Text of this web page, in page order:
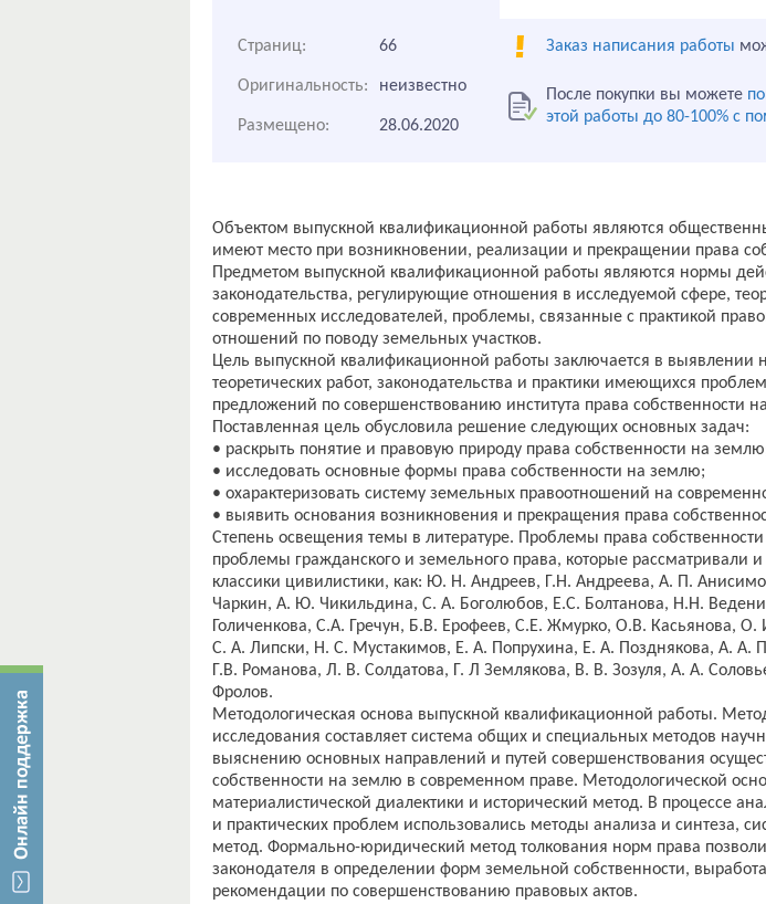
Страниц: 66 Заказ написания работы
Оригинальность: неизвестно После покупки вы можете
этой работы до 80-100% с
Размещено: 28.06.2020
Объектом выпускной квалификационной работы являются
имеют место при возникновении, реализации и прекращении права
Предметом выпускной квалификационной работы являются нормы
законодательства, регулирующие отношения в исследуемой сфере,
современных исследователей, проблемы, связанные с практикой
отношений по поводу земельных участков.
Цель выпускной квалификационной работы заключается в выявлении
теоретических работ, законодательства и практики имеющихся
предложений по совершенствованию института права собственности
Поставленная цель обусловила решение следующих основных задач:
• раскрыть понятие и правовую природу права собственности на
• исследовать основные формы права собственности на землю;
• охарактеризовать систему земельных правоотношений на
• выявить основания возникновения и прекращения права
Степень освещения темы в литературе. Проблемы права
проблемы гражданского и земельного права, которые рассматривали
классики цивилистики, как: Ю. Н. Андреев, Г.Н. Андреева, А. П.
Чаркин, А. Ю. Чикильдина, С. А. Боголюбов, Е.С. Болтанова, Н.Н.
Голиченкова, С.А. Гречун, Б.В. Ерофеев, С.Е. Жмурко, О.В. Касьянова, О.
С. А. Липски, Н. С. Мустакимов, Е. А. Попрухина, Е. А. Позднякова, А. А.
Г.В. Романова, Л. В. Солдатова, Г. Л Землякова, В. В. Зозуля, А. А.
Фролов.
Методологическая основа выпускной квалификационной работы.
исследования составляет система общих и специальных методов
выяснению основных направлений и путей совершенствования
собственности на землю в современном праве. Методологической
материалистической диалектики и исторический метод. В процессе
и практических проблем использовались методы анализа и синтеза,
метод. Формально-юридический метод толкования норм права
законодателя в определении форм земельной собственности,
рекомендации по совершенствованию правовых актов.